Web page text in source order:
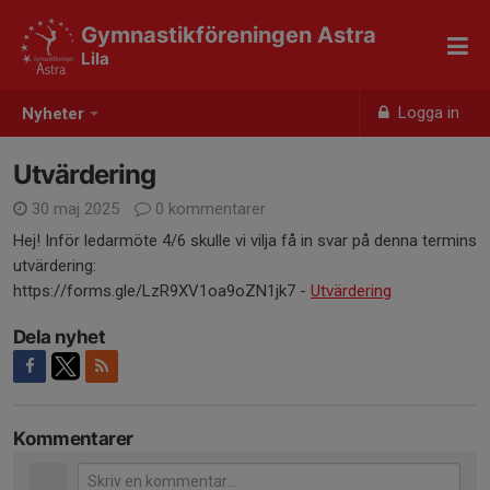
Nyheter Logga in
Gymnastikföreningen Astra
Lila
Utvärdering
30 maj 2025
0 kommentarer
Hej! Inför ledarmöte 4/6 skulle vi vilja få in svar på denna termins
utvärdering:
https://forms.gle/LzR9XV1oa9oZN1jk7 - Utvärdering
Dela nyhet
Kommentarer